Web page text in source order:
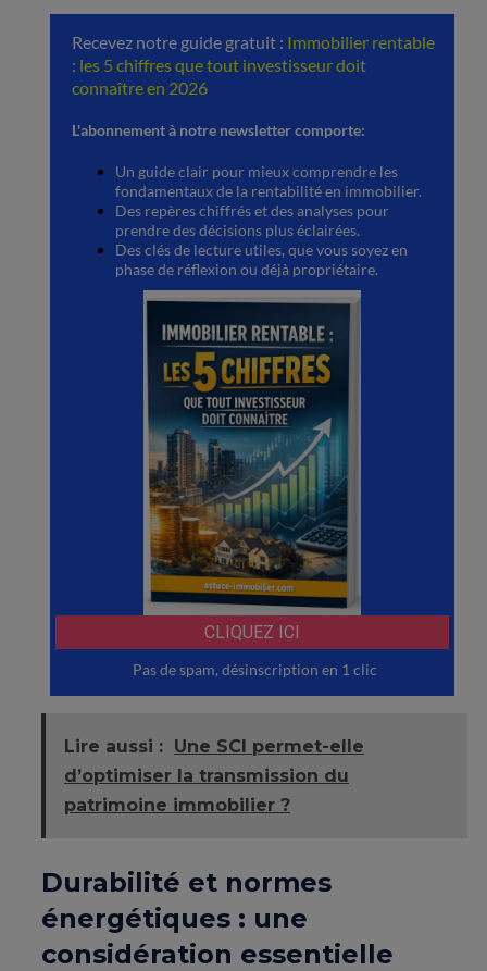
Lire aussi : Une SCI permet-elle
d’optimiser la transmission du
patrimoine immobilier ?
Durabilité et normes
énergétiques : une
considération essentielle